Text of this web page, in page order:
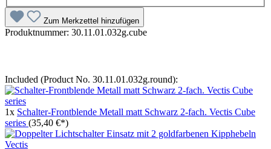
Zum Merkzettel hinzufügen
Produktnummer: 30.11.01.032g.cube
Included (Product No. 30.11.01.032g.round):
1x Schalter-Frontblende Metall matt Schwarz 2-fach. Vectis Cube
series (35,40 €*)